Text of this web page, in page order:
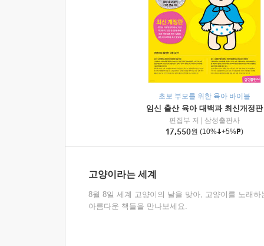
초보 부모를 위한 육아 바이블
임신 출산 육아 대백과 최신개정판
편집부 저
삼성출판사
17,550원 (10% +5% )
고양이라는 세계
8월 8일 세계 고양이의 날을 맞아, 고양이를 노래하
아름다운 책들을 만나보세요.